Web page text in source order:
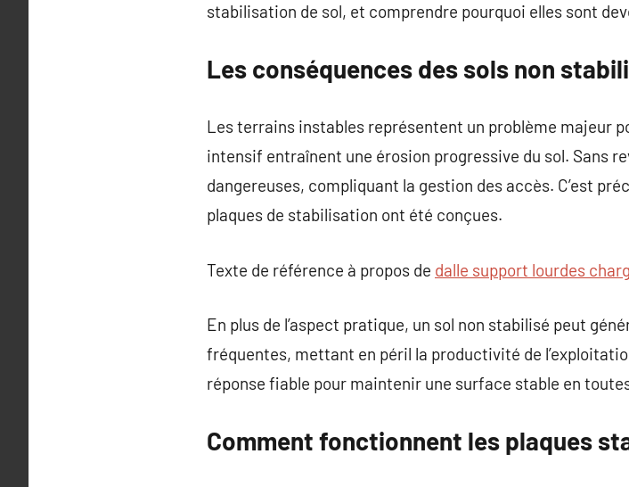
stabilisation de sol, et comprendre pourquoi elles sont
Les conséquences des sols non
Les terrains instables représentent un problème majeur
intensif entraînent une érosion progressive du sol. Sans
dangereuses, compliquant la gestion des accès. C’est
plaques de stabilisation ont été conçues.
Texte de référence à propos de dalle support lourdes
En plus de l’aspect pratique, un sol non stabilisé peut
fréquentes, mettant en péril la productivité de
réponse fiable pour maintenir une surface stable en
Comment fonctionnent les plaques